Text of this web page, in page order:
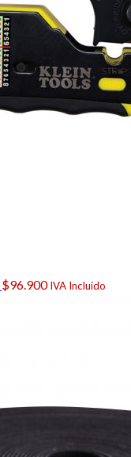
$96.900 IVA Incluido